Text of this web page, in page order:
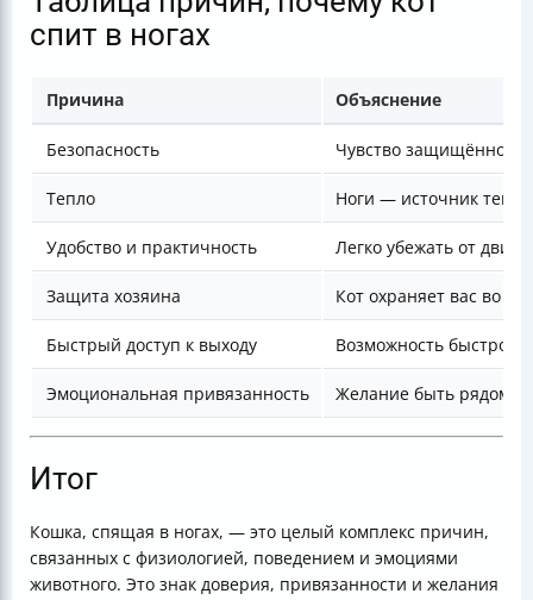
спит в ногах
Причина Объяснение
Безопасность Чувство
Тепло Ноги — источник
Удобство и практичность Легко убежать от
Защита хозяина Кот охраняет вас во сне
Быстрый доступ к выходу Возможность быстро
Эмоциональная привязанность Желание быть рядом
Итог
Кошка, спящая в ногах, — это целый комплекс причин,
связанных с физиологией, поведением и эмоциями
животного. Это знак доверия, привязанности и желания